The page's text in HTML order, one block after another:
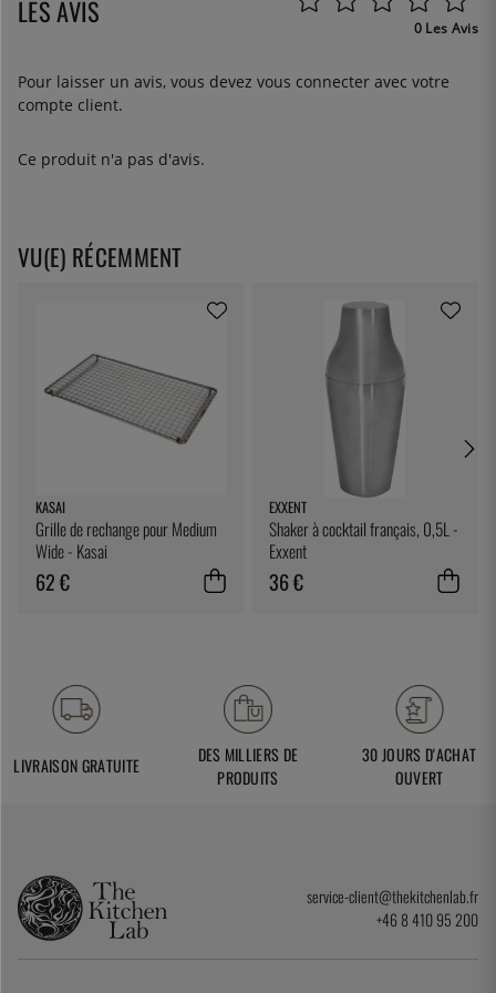
LES AVIS 0 Les Avis
Pour laisser un avis, vous devez vous connecter avec votre
compte client.
Ce produit n'a pas d'avis.
VU(E) RÉCEMMENT
KASAI
Grille de rechange pour Medium
Wide - Kasai
62 €
EXXENT
Shaker à cocktail français, 0,5L -
Exxent
36 €
LIVRAISON GRATUITE
DES MILLIERS DE
PRODUITS
30 JOURS D'ACHAT
OUVERT
service-client@thekitchenlab.fr
+46 8 410 95 200